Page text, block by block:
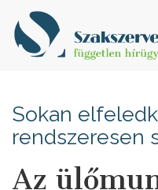
Sokan
rendszeresen
Az